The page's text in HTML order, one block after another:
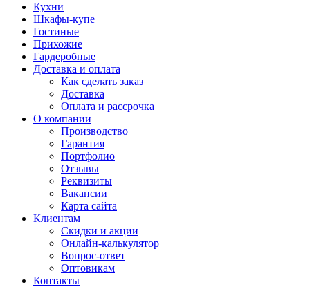
Кухни
Шкафы-купе
Гостиные
Прихожие
Гардеробные
Доставка и оплата
Как сделать заказ
Доставка
Оплата и рассрочка
О компании
Производство
Гарантия
Портфолио
Отзывы
Реквизиты
Вакансии
Карта сайта
Клиентам
Скидки и акции
Онлайн-калькулятор
Вопрос-ответ
Оптовикам
Контакты